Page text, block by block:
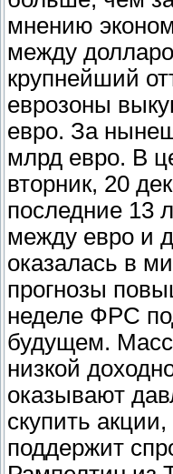
мнению
между
крупнейший
еврозоны
евро. За
млрд евро. В
вторник, 20
последние 13
между евро и
оказалась в
прогнозы
неделе ФРС
будущем.
низкой
оказывают
скупить
поддержит